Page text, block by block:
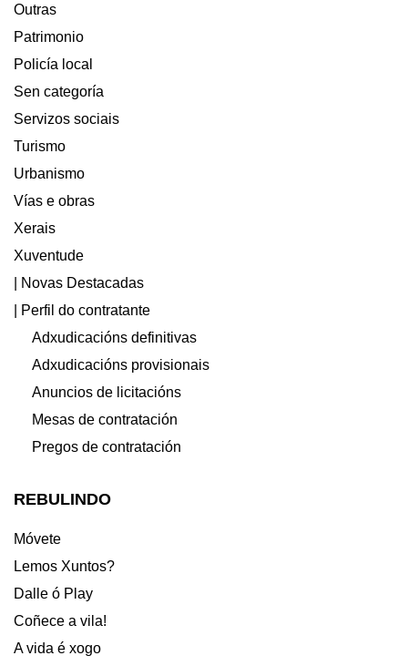
Outras
Patrimonio
Policía local
Sen categoría
Servizos sociais
Turismo
Urbanismo
Vías e obras
Xerais
Xuventude
| Novas Destacadas
| Perfil do contratante
Adxudicacións definitivas
Adxudicacións provisionais
Anuncios de licitacións
Mesas de contratación
Pregos de contratación
REBULINDO
Móvete
Lemos Xuntos?
Dalle ó Play
Coñece a vila!
A vida é xogo